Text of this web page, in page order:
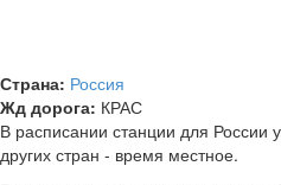
Страна: Россия
Жд дорога: КРАС
В расписании станции для России
других стран - время местное.